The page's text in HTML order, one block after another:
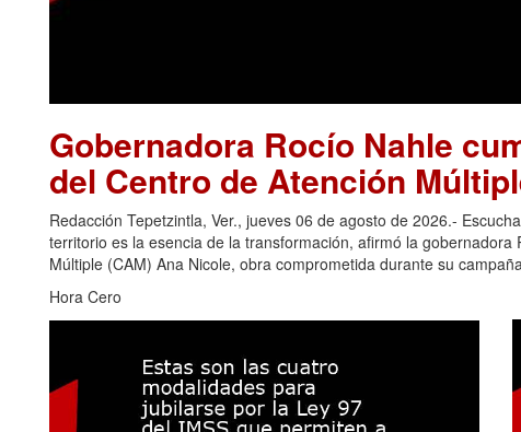
Gobernadora Rocío Nahle
del Centro de Atención
Redacción Tepetzintla, Ver., jueves 06 de agosto de 2026.-
territorio es la esencia de la transformación, afirmó la
Múltiple (CAM) Ana Nicole, obra comprometida durante su
Hora Cero